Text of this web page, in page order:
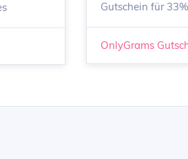
OnlyGrams